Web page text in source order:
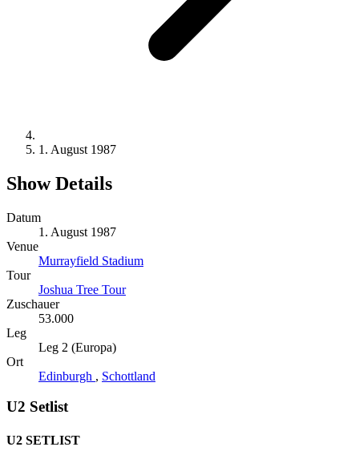
1. August 1987
Show Details
Datum
1. August 1987
Venue
Murrayfield Stadium
Tour
Joshua Tree Tour
Zuschauer
53.000
Leg
Leg 2 (Europa)
Ort
Edinburgh , Schottland
U2 Setlist
U2 SETLIST